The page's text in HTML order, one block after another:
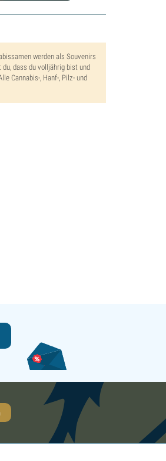
werden als Souvenirs
dass du volljährig bist und
Cannabis-, Hanf-, Pilz- und